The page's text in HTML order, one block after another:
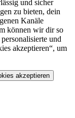
und sicher
zu bieten, dein
Kanäle
können wir dir so
und
akzeptieren“, um
akzeptieren